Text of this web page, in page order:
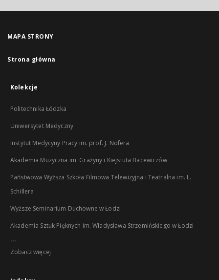
MAPA STRONY
Strona główna
Kolekcje
Politechnika Łódzka
Uniwersytet Medyczny
Instytut Medycyny Pracy im. prof. J. Nofera
Akademia Muzyczna im. Grażyny i Kiejstuta Bacewiczów
Państwowa Wyższa Szkoła Filmowa Telewizyjna i Teatralna im. L.
Schillera
Wyższe Seminarium Duchowne w Łodzi
Akademia Sztuk Pięknych im. Władysława Strzemińskiego w Łodzi
...
Zobacz więcej